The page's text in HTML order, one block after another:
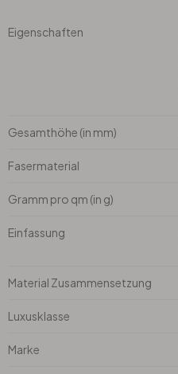
Eingangsbereich
Eigenschaften
Gesamthöhe (in mm)
Fasermaterial
Gramm pro qm (in g)
Einfassung
Material Zusammensetzung
Luxusklasse
Marke